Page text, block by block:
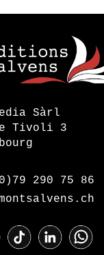
Sàrl
Tivoli 3
290 75 86